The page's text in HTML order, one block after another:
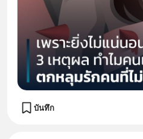
บันทึก